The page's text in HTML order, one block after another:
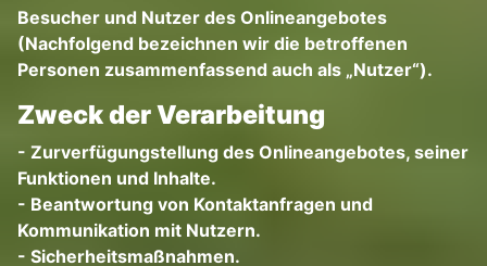
Besucher und Nutzer des Onlineangebotes
(Nachfolgend bezeichnen wir die betroffenen
Personen zusammenfassend auch als „Nutzer“).
Zweck der Verarbeitung
- Zurverfügungstellung des Onlineangebotes, seiner
Funktionen und Inhalte.
- Beantwortung von Kontaktanfragen und
Kommunikation mit Nutzern.
- Sicherheitsmaßnahmen.